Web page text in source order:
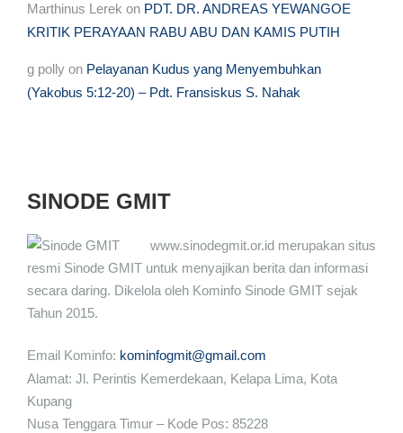
Marthinus Lerek on PDT. DR. ANDREAS YEWANGOE
KRITIK PERAYAAN RABU ABU DAN KAMIS PUTIH
g polly on Pelayanan Kudus yang Menyembuhkan
(Yakobus 5:12-20) – Pdt. Fransiskus S. Nahak
SINODE GMIT
www.sinodegmit.or.id merupakan situs
resmi Sinode GMIT untuk menyajikan berita dan informasi
secara daring. Dikelola oleh Kominfo Sinode GMIT sejak
Tahun 2015.
Email Kominfo: kominfogmit@gmail.com
Alamat: Jl. Perintis Kemerdekaan, Kelapa Lima, Kota
Kupang
Nusa Tenggara Timur – Kode Pos: 85228